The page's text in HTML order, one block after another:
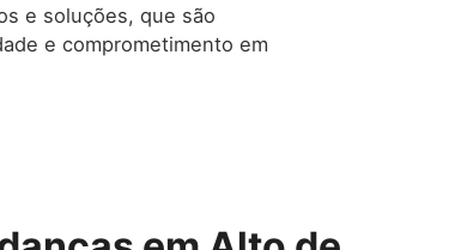
e soluções, que são
e comprometimento em